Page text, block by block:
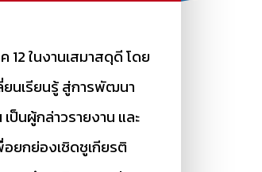
12 ในงานเสมาสดุดี โดย
ยนเรียนรู้ สู่การพัฒนา
นผู้กล่าวรายงาน และ
อยกย่องเชิดชูเกียรติ